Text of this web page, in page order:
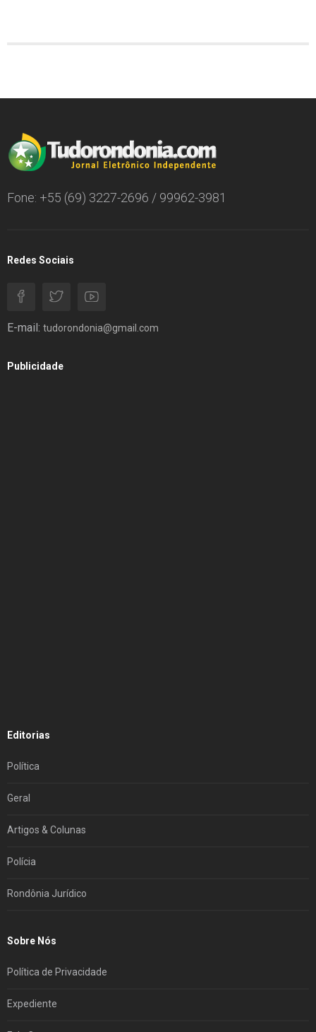
Fone: +55 (69) 3227-2696 / 99962-3981
Redes Sociais
E-mail: tudorondonia@gmail.com
Publicidade
Editorias
Política
Geral
Artigos & Colunas
Polícia
Rondônia Jurídico
Sobre Nós
Política de Privacidade
Expediente